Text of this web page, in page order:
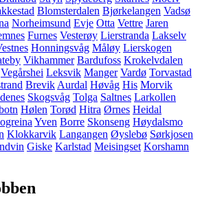
Blomsterdalen Bjørkelangen Vadsø
Norheimsund Evje Otta Vettre Jaren
Furnes Vesterøy Lierstranda Lakselv
Honningsvåg Måløy Lierskogen
Vikhammer Bardufoss Krokelvdalen
Vegårshei Leksvik Manger Vardø Torvastad
Brevik Aurdal Høvåg His Morvik
Skogsvåg Tolga Saltnes Larkollen
Hølen Torød Hitra Ørnes Heidal
Yven Borre Skonseng Høydalsmo
Klokkarvik Langangen Øyslebø Sørkjosen
Giske Karlstad Meisingset Korshamn